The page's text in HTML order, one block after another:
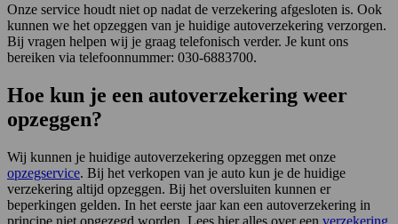
Onze service houdt niet op nadat de verzekering afgesloten is. Ook
kunnen we het opzeggen van je huidige autoverzekering verzorgen.
Bij vragen helpen wij je graag telefonisch verder. Je kunt ons
bereiken via telefoonnummer: 030-6883700.
Hoe kun je een autoverzekering weer
opzeggen?
Wij kunnen je huidige autoverzekering opzeggen met onze
opzegservice. Bij het verkopen van je auto kun je de huidige
verzekering altijd opzeggen. Bij het oversluiten kunnen er
beperkingen gelden. In het eerste jaar kan een autoverzekering in
principe niet opgezegd worden. Lees hier alles over een verzekering